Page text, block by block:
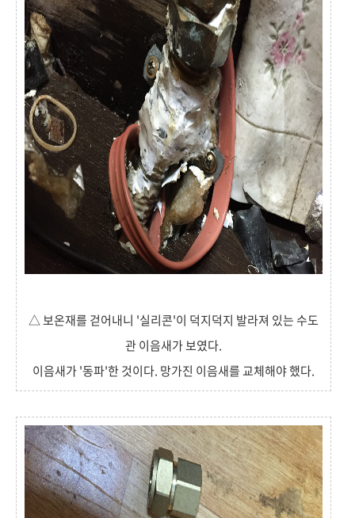
△ 보온재를 걷어내니 '실리콘'이 덕지덕지 발라져 있는 수도
관 이음새가 보였다.
이음새가 '동파'한 것이다. 망가진 이음새를 교체해야 했다.